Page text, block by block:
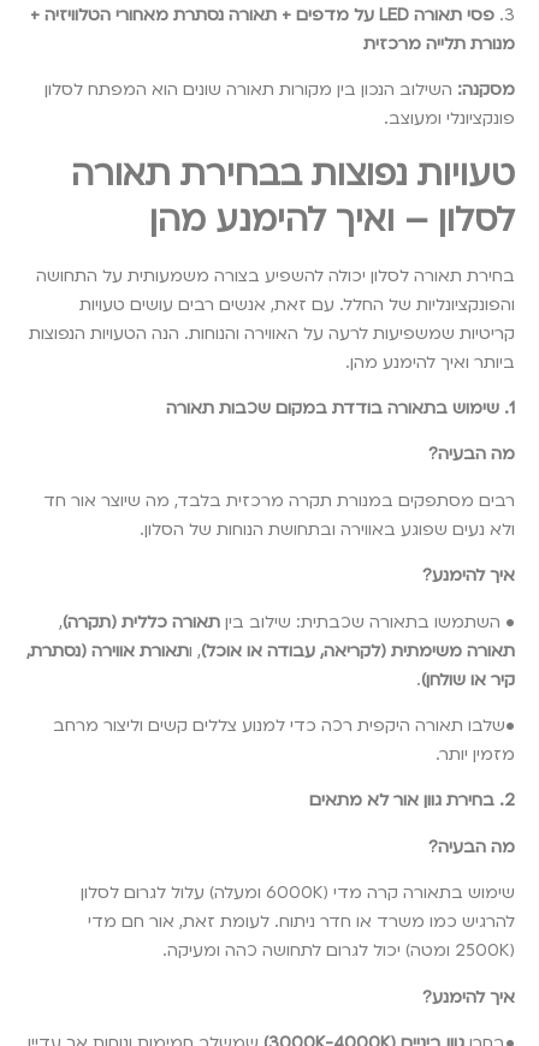
3.
פסי תאורה LED על מדפים + תאורה נסתרת מאחורי הטלוויזיה +
מנורת תלייה מרכזית
מסקנה: השילוב הנכון בין מקורות תאורה שונים הוא המפתח לסלון
פונקציונלי ומעוצב.
טעויות נפוצות בבחירת תאורה
לסלון – ואיך להימנע מהן
בחירת תאורה לסלון יכולה להשפיע בצורה משמעותית על התחושה
והפונקציונליות של החלל. עם זאת, אנשים רבים עושים טעויות
קריטיות שמשפיעות לרעה על האווירה והנוחות. הנה הטעויות הנפוצות
ביותר ואיך להימנע מהן.
1. שימוש בתאורה בודדת במקום שכבות תאורה
מה הבעיה?
רבים מסתפקים במנורת תקרה מרכזית בלבד, מה שיוצר אור חד
ולא נעים שפוגע באווירה ובתחושת הנוחות של הסלון.
איך להימנע?
• השתמשו בתאורה שכבתית: שילוב בין תאורה כללית (תקרה),
תאורה משימתית (לקריאה, עבודה או אוכל), ותאורת אווירה (נסתרת,
קיר או שולחן).
•שלבו תאורה היקפית רכה כדי למנוע צללים קשים וליצור מרחב
מזמין יותר.
2. בחירת גוון אור לא מתאים
מה הבעיה?
שימוש בתאורה קרה מדי (6000K ומעלה) עלול לגרום לסלון
להרגיש כמו משרד או חדר ניתוח. לעומת זאת, אור חם מדי
(2500K ומטה) יכול לגרום לתחושה כהה ומעיקה.
איך להימנע?